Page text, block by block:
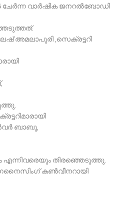
ചേർന്ന വാർഷിക ജനറൽബോഡി
അമലാപുരി ,സെക്രട്ടറി
ബാബു,
തിരഞ്ഞെടുത്തു.
കൺവീനറായി